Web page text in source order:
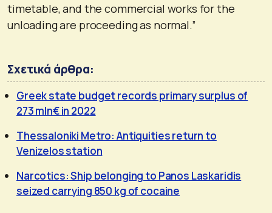
timetable, and the commercial works for the
unloading are proceeding as normal.”
Σχετικά άρθρα:
Greek state budget records primary surplus of
273 mln€ in 2022
Thessaloniki Metro: Antiquities return to
Venizelos station
Narcotics: Ship belonging to Panos Laskaridis
seized carrying 850 kg of cocaine